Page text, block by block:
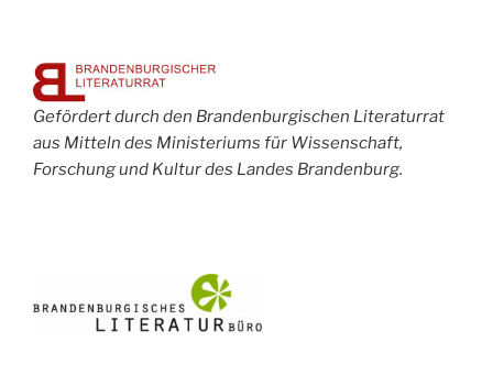
Gefördert durch den Brandenburgischen Literaturrat
aus Mitteln des Ministeriums für Wissenschaft,
Forschung und Kultur des Landes Brandenburg.